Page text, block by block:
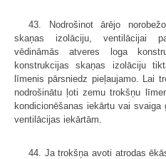
43. Nodrošinot ārējo
skaņas izolāciju, ventilācijai
vēdināmās atveres loga
konstrukcijas skaņas izolāciju
līmenis pārsniedz pieļaujamo. Lai
nodrošinātu ļoti zemu trokšņu
kondicionēšanas iekārtu vai
ventilācijas iekārtām.
44. Ja trokšņa avoti atrodas